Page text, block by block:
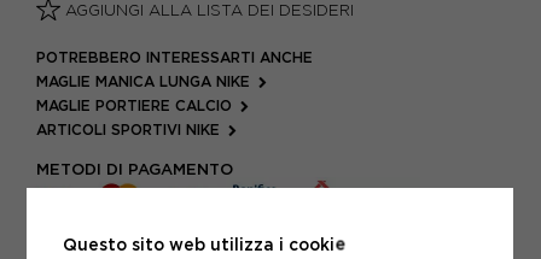
AGGIUNGI ALLA LISTA DEI DESIDERI
POTREBBERO INTERESSARTI ANCHE
MAGLIE MANICA LUNGA NIKE
MAGLIE PORTIERE CALCIO
ARTICOLI SPORTIVI NIKE
METODI DI PAGAMENTO
Questo sito web utilizza i cookie